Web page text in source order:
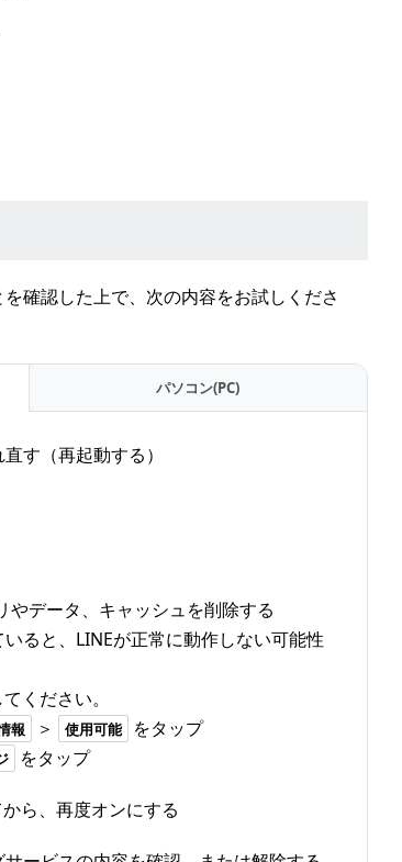
確認した上で、次の内容をお試しくださ
パソコン(PC)
す（再起動する）
やデータ、キャッシュを削除する
ると、LINEが正常に動作しない可能性
ください。
報 ＞ 使用可能
をタップ
をタップ
ら、再度オンにする